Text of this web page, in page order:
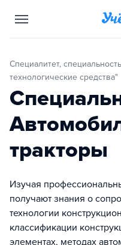
Специалитет, специальность "Наземные транспортно-
технологические средства"
тракторы
Изучая
получают знания о
технологии
классификации
элементах, методах